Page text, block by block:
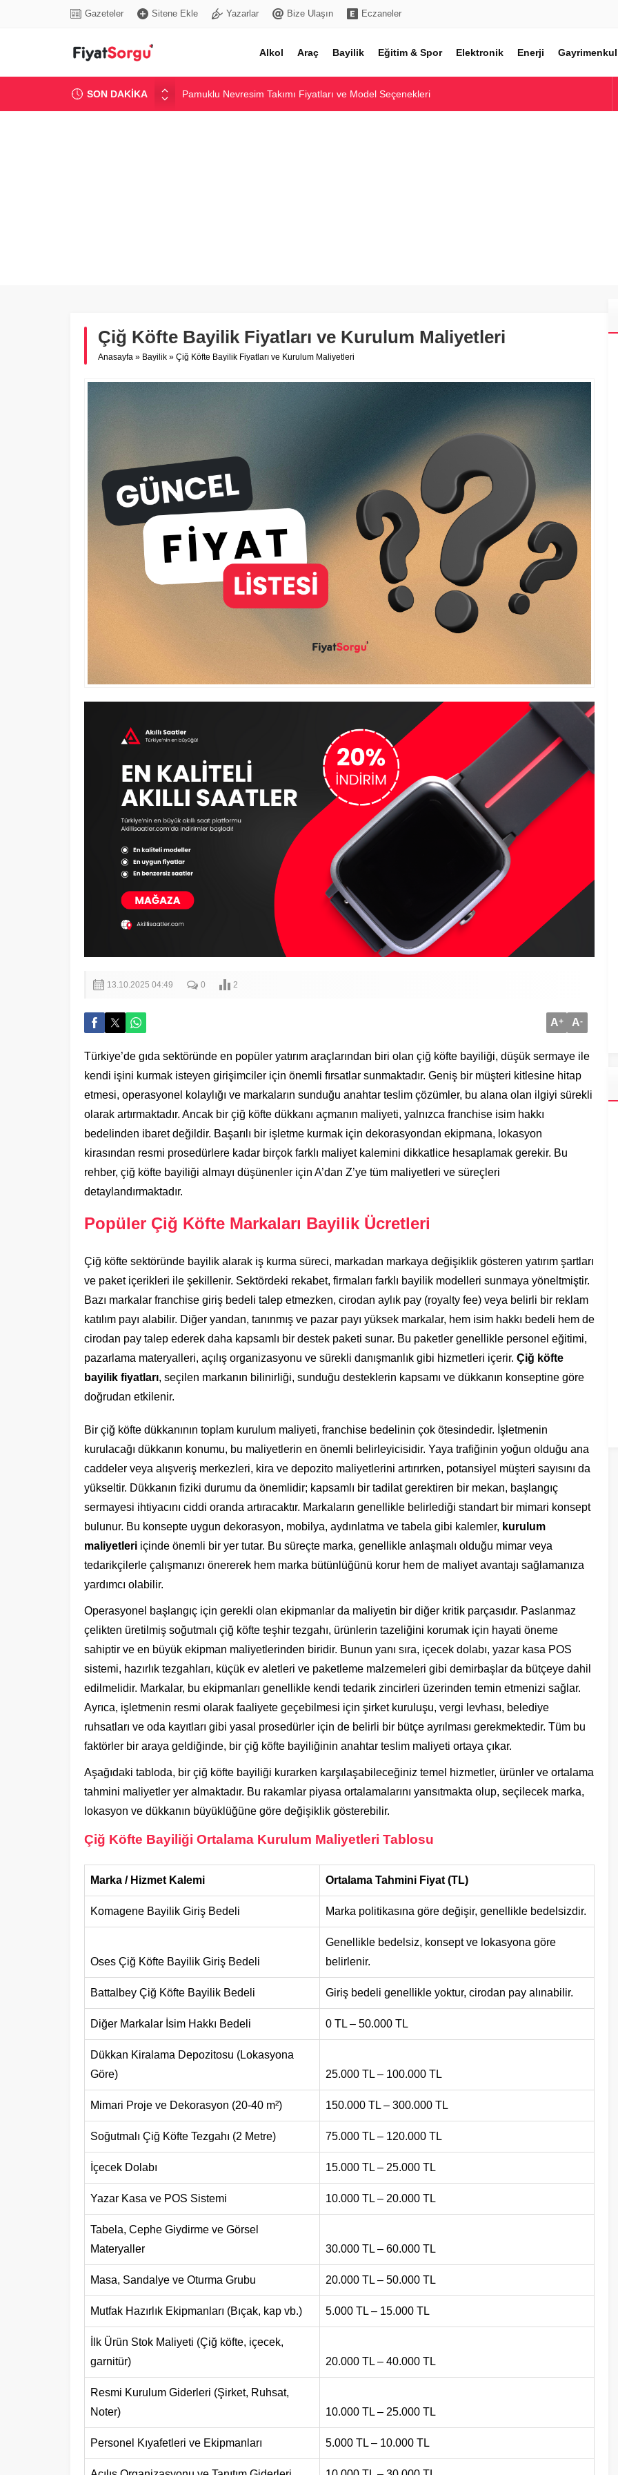
Gazeteler Sitene Ekle Yazarlar Bize Ulaşın Eczaneler
Alkol Araç Bayilik Eğitim & Spor Elektronik Enerji Gayrimenkul
SON DAKİKA
Pamuklu Nevresim Takımı Fiyatları ve Model Seçenekleri
Popüler Marka Kadın Jean Pantolon Fiyatları Rehberi
Çiğ Köfte Bayilik Fiyatları ve Kurulum Maliyetleri
Anasayfa » Bayilik » Çiğ Köfte Bayilik Fiyatları ve Kurulum Maliyetleri
13.10.2025 04:49 0 2
A+ A-
Türkiye’de gıda sektöründe en popüler yatırım araçlarından biri olan çiğ köfte bayiliği, düşük sermaye ile
kendi işini kurmak isteyen girişimciler için önemli fırsatlar sunmaktadır. Geniş bir müşteri kitlesine hitap
etmesi, operasyonel kolaylığı ve markaların sunduğu anahtar teslim çözümler, bu alana olan ilgiyi sürekli
olarak artırmaktadır. Ancak bir çiğ köfte dükkanı açmanın maliyeti, yalnızca franchise isim hakkı
bedelinden ibaret değildir. Başarılı bir işletme kurmak için dekorasyondan ekipmana, lokasyon
kirasından resmi prosedürlere kadar birçok farklı maliyet kalemini dikkatlice hesaplamak gerekir. Bu
rehber, çiğ köfte bayiliği almayı düşünenler için A’dan Z’ye tüm maliyetleri ve süreçleri
detaylandırmaktadır.
Popüler Çiğ Köfte Markaları Bayilik Ücretleri
Çiğ köfte sektöründe bayilik alarak iş kurma süreci, markadan markaya değişiklik gösteren yatırım şartları
ve paket içerikleri ile şekillenir. Sektördeki rekabet, firmaları farklı bayilik modelleri sunmaya yöneltmiştir.
Bazı markalar franchise giriş bedeli talep etmezken, cirodan aylık pay (royalty fee) veya belirli bir reklam
katılım payı alabilir. Diğer yandan, tanınmış ve pazar payı yüksek markalar, hem isim hakkı bedeli hem de
cirodan pay talep ederek daha kapsamlı bir destek paketi sunar. Bu paketler genellikle personel eğitimi,
pazarlama materyalleri, açılış organizasyonu ve sürekli danışmanlık gibi hizmetleri içerir. Çiğ köfte
bayilik fiyatları, seçilen markanın bilinirliği, sunduğu desteklerin kapsamı ve dükkanın konseptine göre
doğrudan etkilenir.
Bir çiğ köfte dükkanının toplam kurulum maliyeti, franchise bedelinin çok ötesindedir. İşletmenin
kurulacağı dükkanın konumu, bu maliyetlerin en önemli belirleyicisidir. Yaya trafiğinin yoğun olduğu ana
caddeler veya alışveriş merkezleri, kira ve depozito maliyetlerini artırırken, potansiyel müşteri sayısını da
yükseltir. Dükkanın fiziki durumu da önemlidir; kapsamlı bir tadilat gerektiren bir mekan, başlangıç
sermayesi ihtiyacını ciddi oranda artıracaktır. Markaların genellikle belirlediği standart bir mimari konsept
bulunur. Bu konsepte uygun dekorasyon, mobilya, aydınlatma ve tabela gibi kalemler, kurulum
maliyetleri içinde önemli bir yer tutar. Bu süreçte marka, genellikle anlaşmalı olduğu mimar veya
tedarikçilerle çalışmanızı önererek hem marka bütünlüğünü korur hem de maliyet avantajı sağlamanıza
yardımcı olabilir.
Operasyonel başlangıç için gerekli olan ekipmanlar da maliyetin bir diğer kritik parçasıdır. Paslanmaz
çelikten üretilmiş soğutmalı çiğ köfte teşhir tezgahı, ürünlerin tazeliğini korumak için hayati öneme
sahiptir ve en büyük ekipman maliyetlerinden biridir. Bunun yanı sıra, içecek dolabı, yazar kasa POS
sistemi, hazırlık tezgahları, küçük ev aletleri ve paketleme malzemeleri gibi demirbaşlar da bütçeye dahil
edilmelidir. Markalar, bu ekipmanları genellikle kendi tedarik zincirleri üzerinden temin etmenizi sağlar.
Ayrıca, işletmenin resmi olarak faaliyete geçebilmesi için şirket kuruluşu, vergi levhası, belediye
ruhsatları ve oda kayıtları gibi yasal prosedürler için de belirli bir bütçe ayrılması gerekmektedir. Tüm bu
faktörler bir araya geldiğinde, bir çiğ köfte bayiliğinin anahtar teslim maliyeti ortaya çıkar.
Aşağıdaki tabloda, bir çiğ köfte bayiliği kurarken karşılaşabileceğiniz temel hizmetler, ürünler ve ortalama
tahmini maliyetler yer almaktadır. Bu rakamlar piyasa ortalamalarını yansıtmakta olup, seçilecek marka,
lokasyon ve dükkanın büyüklüğüne göre değişiklik gösterebilir.
Çiğ Köfte Bayiliği Ortalama Kurulum Maliyetleri Tablosu
Marka / Hizmet Kalemi Ortalama Tahmini Fiyat (TL)
Komagene Bayilik Giriş Bedeli Marka politikasına göre değişir, genellikle bedelsizdir.
Oses Çiğ Köfte Bayilik Giriş Bedeli
Genellikle bedelsiz, konsept ve lokasyona göre
belirlenir.
Battalbey Çiğ Köfte Bayilik Bedeli Giriş bedeli genellikle yoktur, cirodan pay alınabilir.
Diğer Markalar İsim Hakkı Bedeli 0 TL – 50.000 TL
Dükkan Kiralama Depozitosu (Lokasyona
Göre)
25.000 TL – 100.000 TL
Mimari Proje ve Dekorasyon (20-40 m²) 150.000 TL – 300.000 TL
Soğutmalı Çiğ Köfte Tezgahı (2 Metre) 75.000 TL – 120.000 TL
İçecek Dolabı 15.000 TL – 25.000 TL
Yazar Kasa ve POS Sistemi 10.000 TL – 20.000 TL
Tabela, Cephe Giydirme ve Görsel
Materyaller
30.000 TL – 60.000 TL
Masa, Sandalye ve Oturma Grubu 20.000 TL – 50.000 TL
Mutfak Hazırlık Ekipmanları (Bıçak, kap vb.) 5.000 TL – 15.000 TL
İlk Ürün Stok Maliyeti (Çiğ köfte, içecek,
garnitür)
20.000 TL – 40.000 TL
Resmi Kurulum Giderleri (Şirket, Ruhsat,
Noter)
10.000 TL – 25.000 TL
Personel Kıyafetleri ve Ekipmanları 5.000 TL – 10.000 TL